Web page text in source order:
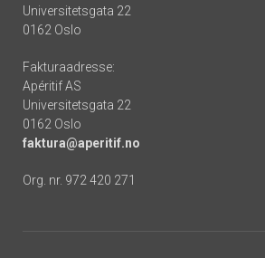
Universitetsgata 22
0162 Oslo
Fakturaadresse:
Apéritif AS
Universitetsgata 22
0162 Oslo
faktura@aperitif.no
Org. nr. 972 420 271